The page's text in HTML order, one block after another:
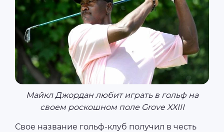
Майкл Джордан любит играть в гольф на
своем роскошном поле Grove XXIII
Свое название гольф-клуб получил в честь